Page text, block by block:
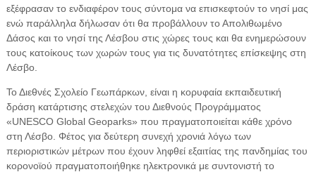
εξέφρασαν το ενδιαφέρον τους σύντομα να επισκεφτούν το νησί μας
ενώ παράλληλα δήλωσαν ότι θα προβάλλουν το Απολιθωμένο
Δάσος και το νησί της Λέσβου στις χώρες τους και θα ενημερώσουν
τους κατοίκους των χωρών τους για τις δυνατότητες επίσκεψης στη
Λέσβο.
Το Διεθνές Σχολείο Γεωπάρκων, είναι η κορυφαία εκπαιδευτική
δράση κατάρτισης στελεχών του Διεθνούς Προγράμματος
«UNESCO Global Geoparks» που πραγματοποιείται κάθε χρόνο
στη Λέσβο. Φέτος για δεύτερη συνεχή χρονιά λόγω των
περιοριστικών μέτρων που έχουν ληφθεί εξαιτίας της πανδημίας του
κορονοϊού πραγματοποιήθηκε ηλεκτρονικά με συντονιστή το